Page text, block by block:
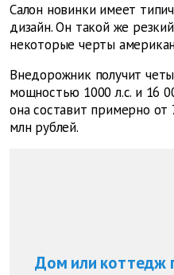
Салон новинки имеет
дизайн. Он такой же
некоторые черты
Внедорожник получит
мощностью 1000 л.с. и 16
она составит примерно
млн рублей.
Дом или коттедж